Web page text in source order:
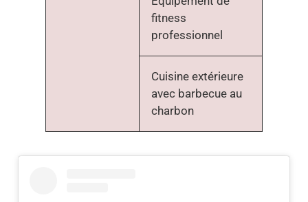
fitness
professionnel
Cuisine extérieure
avec barbecue au
charbon